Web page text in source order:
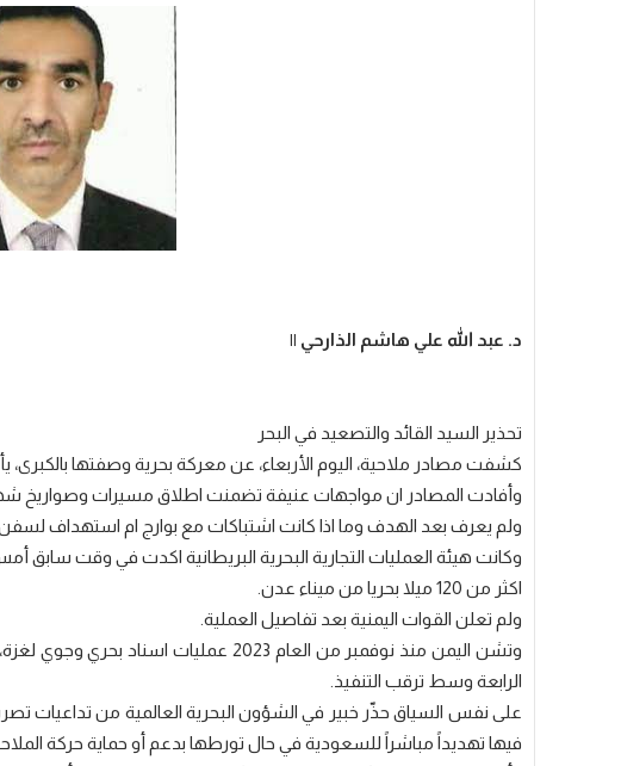
د. عبد الله علي هاشم الذارحي ||
تحذير السيد القائد والتصعيد في البحر
كشفت مصادر ملاحية، اليوم الأربعاء، عن معركة بحرية وصفتها بالكبرى،
وأفادت المصادر ان مواجهات عنيفة تضمنت اطلاق مسيرات وصواريخ
ولم يعرف بعد الهدف وما اذا كانت اشتباكات مع بوارج ام استهداف لسفن
وكانت هيئة العمليات التجارية البحرية البريطانية اكدت في وقت سابق
اكثر من 120 ميلا بحريا من ميناء عدن.
ولم تعلن القوات اليمنية بعد تفاصيل العملية.
وتشن اليمن منذ نوفمبر من العام 2023
الرابعة وسط ترقب التنفيذ.
على نفس السياق حذّر خبير في الشؤون البحرية العالمية من تداعيات
فيها تهديداً مباشراً للسعودية في حال تورطها بدعم أو حماية حركة